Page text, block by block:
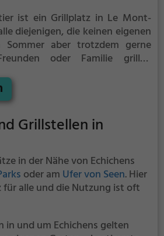
ist ein Grillplatz in Le Mont-
diejenigen, die keinen eigenen
Sommer aber trotzdem gerne
oder Familie grillen
Grillstellen in
in der Nähe von Echichens
oder am Ufer von Seen. Hier
für alle und die Nutzung ist oft
in und um Echichens gelten